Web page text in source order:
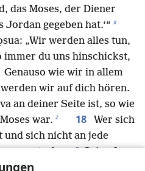
das Moses, der Diener
gegeben hat.‘“ x
„Wir werden alles tun,
immer du uns hinschickst,
Genauso wie wir in allem
wir auf dich hören.
an deiner Seite ist, so wie
war. z 18
Wer sich
und sich nicht an jede
muss sterben. a Sei auf
b